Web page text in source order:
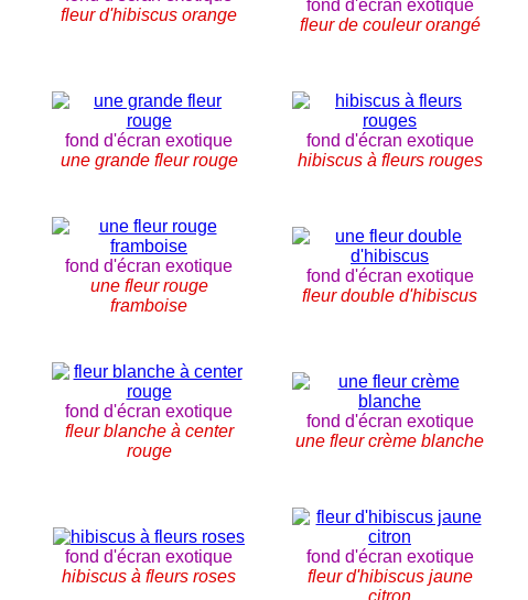
fleur d'hibiscus orange
fond d'écran exotique
fleur de couleur orangé
fond d'écran exotique
une grande fleur rouge
fond d'écran exotique
hibiscus à fleurs rouges
fond d'écran exotique
une fleur rouge
framboise
fond d'écran exotique
fleur double d'hibiscus
fond d'écran exotique
fleur blanche à center
rouge
fond d'écran exotique
une fleur crème blanche
fond d'écran exotique
hibiscus à fleurs roses
fond d'écran exotique
fleur d'hibiscus jaune
citron